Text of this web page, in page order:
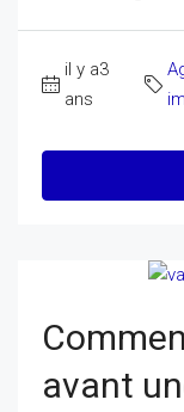
il y a3
ans
avant